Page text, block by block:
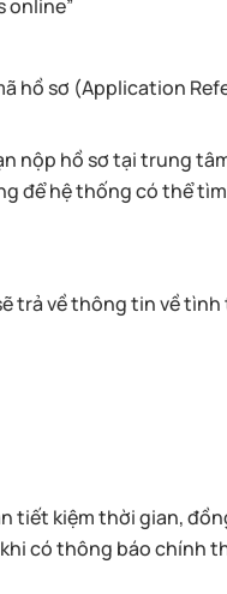
online”
hồ sơ (Application
nộp hồ sơ tại trung
để hệ thống có thể
trả về thông tin về tình
tiết kiệm thời gian,
có thông báo chính